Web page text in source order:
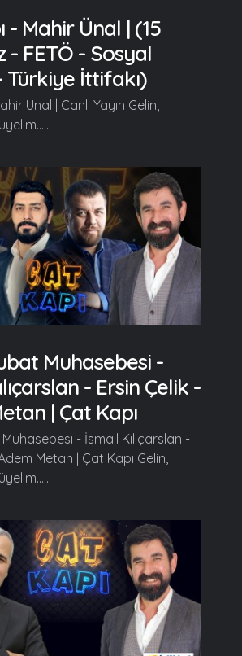
- Mahir Ünal | (15
- FETÖ - Sosyal
Türkiye İttifakı)
Ünal | Canlı Yayın Gelin,
Muhasebesi -
- Ersin Çelik -
| Çat Kapı
- İsmail Kılıçarslan -
Metan | Çat Kapı Gelin,